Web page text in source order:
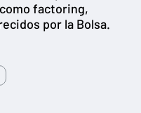
factoring,
por la Bolsa.